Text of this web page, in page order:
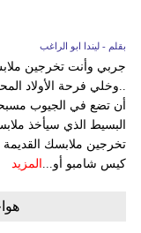
بقلم - ليندا ابو الراغب
جربي وأنت تخرجين
..وخلي فرحة الأولاد
أن تضع في الجيوب
البسيط الذي سيأخذ
تخرجين ملابسك
كيس شامبو أو... المزيد